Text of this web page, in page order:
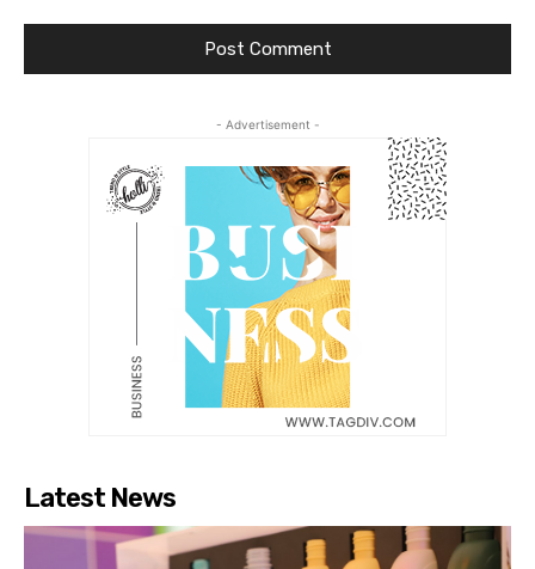
- Advertisement -
Latest News